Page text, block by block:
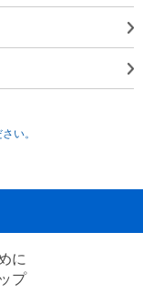
い。
に
プ